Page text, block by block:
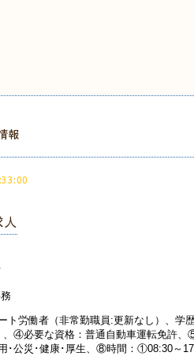
報
ト労働者（非常勤職員:更新なし）、学
、④必要な資格：普通自動車運転免許
･公災･健康･厚生、⑧時間：①08:30～